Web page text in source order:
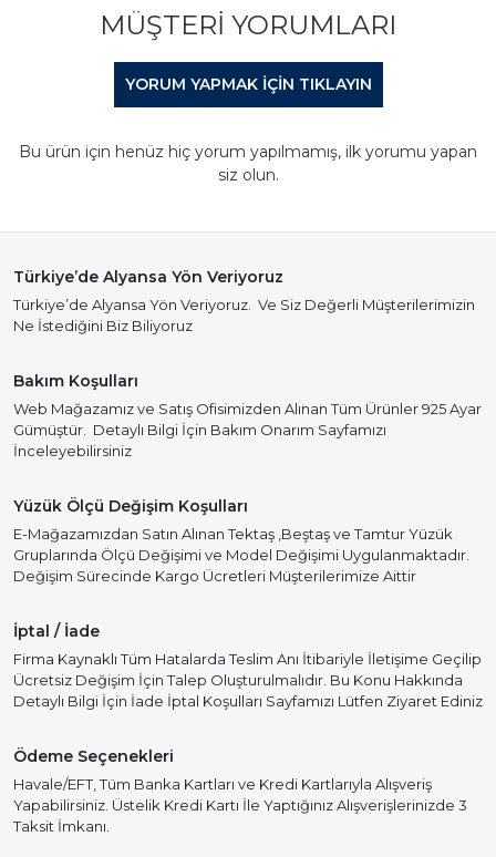
MÜŞTERI YORUMLARI
YORUM YAPMAK IÇIN TIKLAYIN
Bu ürün için henüz hiç yorum yapılmamış, ilk yorumu yapan
siz olun.
Türkiye’de Alyansa Yön Veriyoruz
Türkiye’de Alyansa Yön Veriyoruz. Ve Siz Değerli Müşterilerimizin
Ne İstediğini Biz Biliyoruz
Bakım Koşulları
Web Mağazamız ve Satış Ofisimizden Alınan Tüm Ürünler 925 Ayar
Gümüştür. Detaylı Bilgi İçin Bakım Onarım Sayfamızı
İnceleyebilirsiniz
Yüzük Ölçü Değişim Koşulları
E-Mağazamızdan Satın Alınan Tektaş ,Beştaş ve Tamtur Yüzük
Gruplarında Ölçü Değişimi ve Model Değişimi Uygulanmaktadır.
Değişim Sürecinde Kargo Ücretleri Müşterilerimize Aittir
İptal / İade
Firma Kaynaklı Tüm Hatalarda Teslim Anı İtibariyle İletişime Geçilip
Ücretsiz Değişim İçin Talep Oluşturulmalıdır. Bu Konu Hakkında
Detaylı Bilgi İçin İade İptal Koşulları Sayfamızı Lütfen Ziyaret Ediniz
Ödeme Seçenekleri
Havale/EFT, Tüm Banka Kartları ve Kredi Kartlarıyla Alışveriş
Yapabilirsiniz. Üstelik Kredi Kartı İle Yaptığınız Alışverişlerinizde 3
Taksit İmkanı.